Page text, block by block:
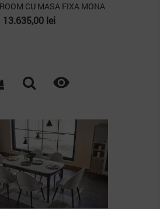
CU MASA FIXA MONA
Pret
13.635,00 lei
